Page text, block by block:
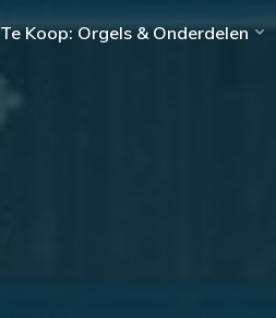
Te Koop: Orgels & Onderdelen